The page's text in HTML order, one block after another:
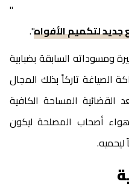
"
جديد لتكميم الأفواه".
ومسوداته السابقة بضبابية
الصياغة تاركاً بذلك المجال
القضائية المساحة الكافية
أصحاب المصلحة ليكون